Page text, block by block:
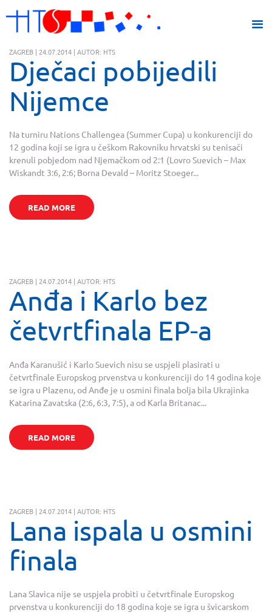
ZAGREB | 24.07.2014 | AUTOR: HTS
Dječaci pobijedili
Nijemce
Na turniru Nations Challengea (Summer Cupa) u konkurenciji do
12 godina koji se igra u češkom Rakovniku hrvatski su tenisači
krenuli pobjedom nad Njemačkom od 2:1 (Lovro Suevich – Max
Wiskandt 3:6, 2:6; Borna Devald – Moritz Stoeger...
READ MORE
ZAGREB | 24.07.2014 | AUTOR: HTS
Anđa i Karlo bez
četvrtfinala EP-a
Anđa Karanušić i Karlo Suevich nisu se uspjeli plasirati u
četvrtfinale Europskog prvenstva u konkurenciji do 14 godina koje
se igra u Plazenu, od Anđe je u osmini finala bolja bila Ukrajinka
Katarina Zavatska (2:6, 6:3, 7:5), a od Karla Britanac...
READ MORE
ZAGREB | 24.07.2014 | AUTOR: HTS
Lana ispala u osmini
finala
Lana Slavica nije se uspjela probiti u četvrtfinale Europskog
prvenstva u konkurenciji do 18 godina koje se igra u švicarskom